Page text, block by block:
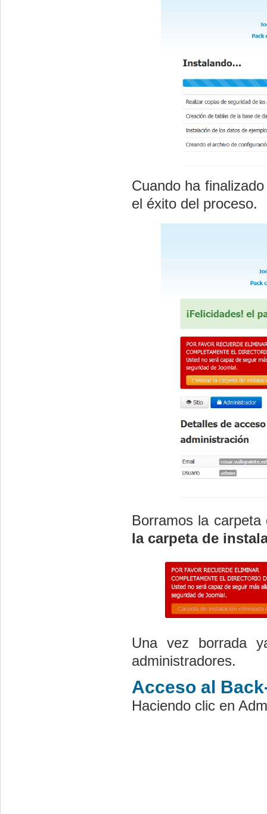
Cuando ha
el éxito del proceso.
Borramos la
la carpeta de
Una vez borrada
administradores.
Acceso al
Haciendo clic en